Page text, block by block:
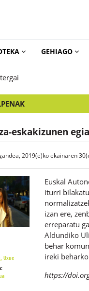
GEHIAGO
eskakizunen
2019(e)ko ekainaren
Uxue
Euskal
iturri
izan ere,
erreparatu
Aldundiko
behar
ireki
https://